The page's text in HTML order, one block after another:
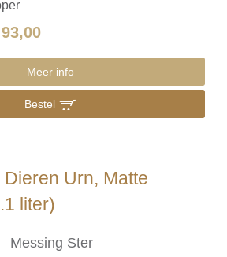
Meer info
Bestel
Urn, Matte
liter)